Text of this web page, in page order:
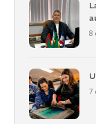
8
7